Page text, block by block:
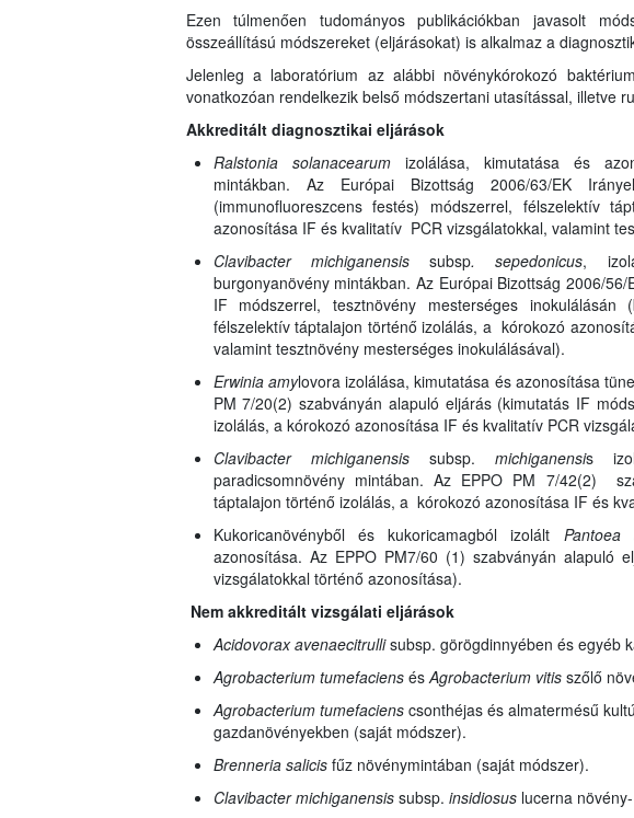
Ezen túlmenően tudományos publikációkban javasolt
összeállítású módszereket (eljárásokat) is alkalmaz a
Jelenleg a laboratórium az alábbi növénykórokozó
vonatkozóan rendelkezik belső módszertani utasítással, illetve
Akkreditált diagnosztikai eljárások
Ralstonia solanacearum izolálása, kimutatása és
mintákban. Az Európai Bizottság 2006/63/EK
(immunofluoreszcens festés) módszerrel, félszelektív
azonosítása IF és kvalitatív PCR vizsgálatokkal, valamint
Clavibacter michiganensissubsp. sepedonicus,
burgonyanövény mintákban. Az Európai Bizottság 2006/
IF módszerrel, tesztnövény mesterséges
félszelektív táptalajon történő izolálás, a kórokozó
valamint tesztnövény mesterséges inokulálásával).
Erwinia amylovora izolálása, kimutatása és azonosítása
PM 7/20(2) szabványán alapuló eljárás (kimutatás IF
izolálás, a kórokozó azonosítása IF és kvalitatív PCR
Clavibacter michiganensissubsp. michiganensis
paradicsomnövény mintában. Az EPPO PM 7/42(2)
táptalajon történő izolálás, a kórokozó azonosítása IF és
Kukoricanövényből és kukoricamagból izolált Pantoea
azonosítása. Az EPPO PM7/60 (1) szabványán alapuló
vizsgálatokkal történő azonosítása).
Nem akkreditált vizsgálati eljárások
Acidovorax avenaecitrullisubsp. görögdinnyében és egyéb
Agrobacterium tumefaciensésAgrobacterium vitis szőlő
Agrobacterium tumefacienscsonthéjas és almatermésű
gazdanövényekben (saját módszer).
Brenneria salicis fűz növénymintában (saját módszer).
Clavibacter michiganensissubsp. insidiosus lucerna